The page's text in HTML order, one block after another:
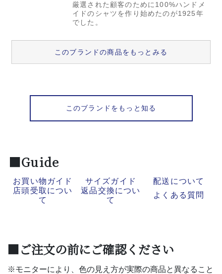
厳選された顧客のために100%ハンドメ
イドのシャツを作り始めたのが1925年
でした。
このブランドの商品をもっとみる
このブランドをもっと知る
■Guide
お買い物ガイド サイズガイド
配送について
店頭受取につい
て
返品交換につい
て
よくある質問
■ご注文の前にご確認ください
※モニターにより、色の見え方が実際の商品と異なること